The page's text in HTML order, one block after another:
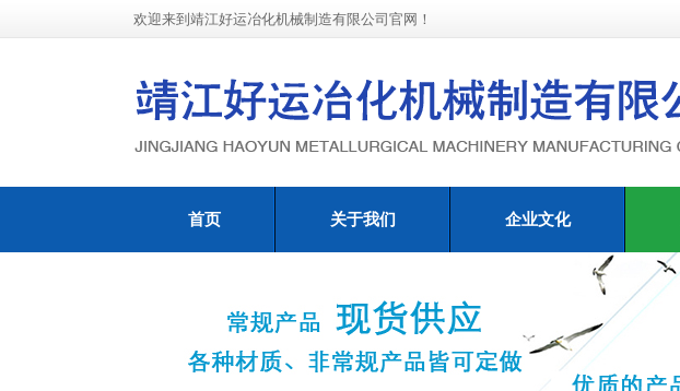
欢迎来到靖江好运冶化机械制造有限公司官网！
首页 关于我们 企业文化